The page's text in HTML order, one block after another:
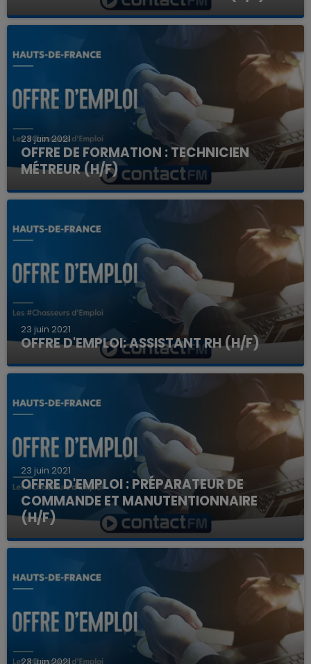
23 juin 2021
OFFRE DE FORMATION : TECHNICIEN
MÉTREUR (H/F)
23 juin 2021
OFFRE D'EMPLOI: ASSISTANT RH (H/F)
23 juin 2021
OFFRE D'EMPLOI : PRÉPARATEUR DE
COMMANDE ET MANUTENTIONNAIRE
(H/F)